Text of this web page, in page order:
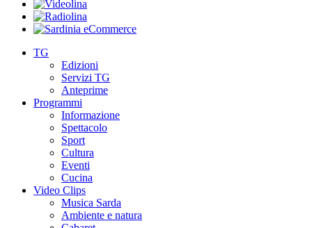
TG
Edizioni
Servizi TG
Anteprime
Programmi
Informazione
Spettacolo
Sport
Cultura
Eventi
Cucina
Video Clips
Musica Sarda
Ambiente e natura